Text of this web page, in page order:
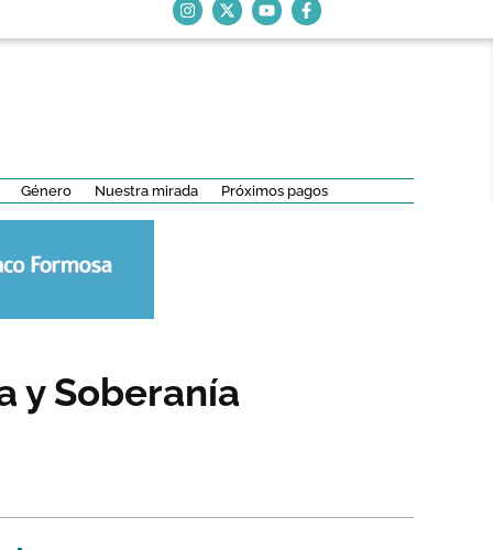
Género Nuestra mirada Próximos pagos
y Soberanía